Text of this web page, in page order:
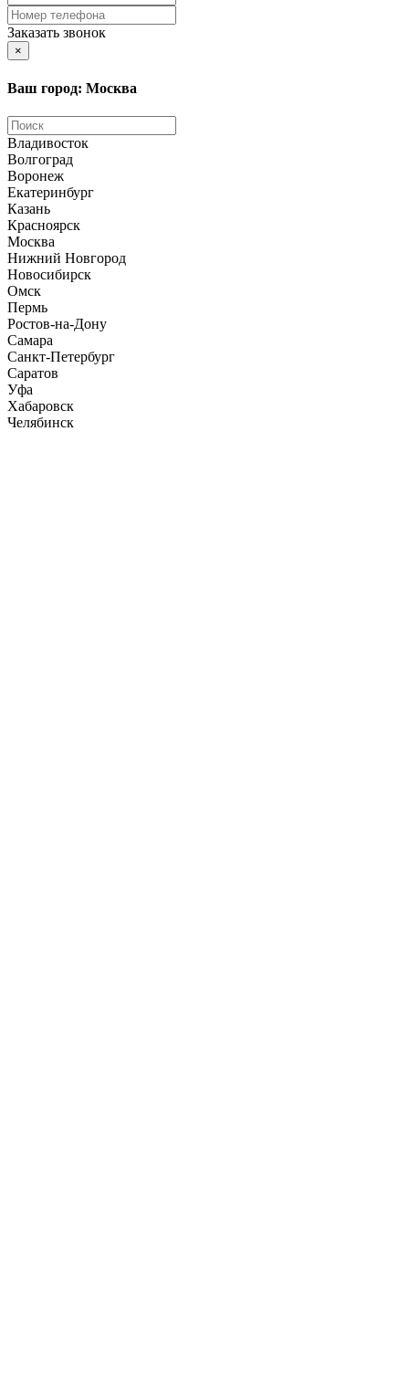
Заказать звонок
×
Ваш город: Москва
Владивосток
Волгоград
Воронеж
Екатеринбург
Казань
Красноярск
Москва
Нижний Новгород
Новосибирск
Омск
Пермь
Ростов-на-Дону
Самара
Санкт-Петербург
Саратов
Уфа
Хабаровск
Челябинск